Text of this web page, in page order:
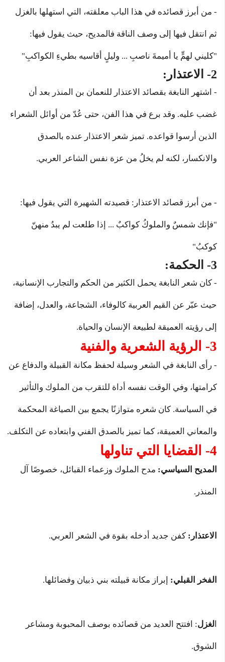
- من أبرز قصائده في هذا الباب معلقته، التي استهلها بالغزل
ثم انتقل فيها إلى وصف الناقة فالمديح، حيث يقول فيها:
"كليني لهمٍّ يا أميمةَ ناصبِ ... وليلٍ أقاسيه بطيءِ الكواكبِ"
2- الاعتذار:
- اشتهر النابغة بقصائد الاعتذار للنعمان بن المنذر بعد أن
غضب عليه. وقد برع في هذا الفن، حتى عُدّ من أوائل الشعراء
الذين أرسوا قواعده. تميز شعر الاعتذار عنده بالصدق
والانكسار، لكنه لم يخلُ من عزة نفس الشاعر العربي.
- من أبرز قصائد الاعتذار: قصيدته الشهيرة التي يقول فيها:
"فإنك شمسٌ والملوكُ كواكبٌ ... إذا طلعت لم يبدُ منهنّ
كوكبُ"
3- الحكمة:
- كان شعر النابغة يحمل الكثير من الحكم والتجارب الإنسانية،
حيث عبّر عن القيم العربية كالوفاء، الشجاعة، والعدل، إضافة
إلى رؤيته العميقة لطبيعة الإنسان والحياة.
3- الرؤية الشعرية والفنية
- رأى النابغة في الشعر وسيلة لحفظ مكانة القبيلة والدفاع عن
كرامتها، وفي الوقت نفسه أداة للتقرب من الملوك والتأثير
في السياسة. كان شعره متوازنًا يجمع بين الصياغة المحكمة
والمعاني العميقة، كما تميز بالصدق الفني وابتعاده عن التكلف.
4- القضايا التي تناولها
المديح السياسي: مدح الملوك وزعماء القبائل، خصوصًا آل
المنذر.
الاعتذار: كفن جديد أدخله بقوة في الشعر العربي.
الفخر القبلي: إبراز مكانة قبيلته بني ذبيان وفضائلها.
لغزل: افتتح العديد من قصائده بوصف المحبوبة ومشاعر
الشوق.